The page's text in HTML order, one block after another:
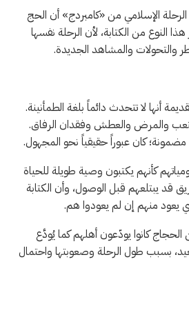
الإسلامي من «كامبردج» أن الحج
النوع من الكتابة، لأن الرحلة نفسها
والتحولات والمشاهد الجديدة.
أنها لا تتحدث دائماً بلغة الطمأنينة.
والمرض والعطش وفقدان الرفاق.
كان عبوراً حقيقياً نحو المجهول.
كأنهم يكتبون وصية طويلة للحياة
قد يبتلعهم قبل الوصول، وأن الكتابة
يعود منهم إن لم يعودوا هم.
الحجاج كانوا يودّعون أهلهم كما يُودَّع
بسبب طول الرحلة وصعوبتها واحتمال